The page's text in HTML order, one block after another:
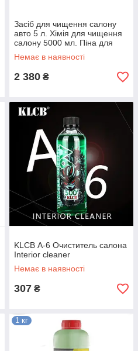
Засіб для чищення салону
авто 5 л. Хімія для чищення
салону 5000 мл. Піна для
чищення салону Universal
Cleaner
Немає в наявності
2 380 ₴
KLCB А-6 Очиститель салона
Interior cleaner
Немає в наявності
307 ₴
1 кг